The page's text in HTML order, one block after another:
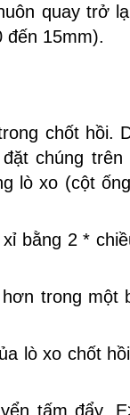
quay trở
15mm).
chốt hồi.
chúng
lò xo (cột
bằng 2 *
trong một
lò xo chốt
tấm đẩy,